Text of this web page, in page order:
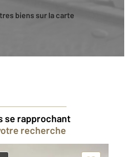
biens sur la carte
se rapprochant
recherche